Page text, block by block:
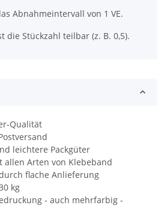
Abnahmeintervall von 1 VE.
die Stückzahl teilbar (z. B. 0,5).
Qualität
leichtere Packgüter
allen Arten von Klebeband
flache Anlieferung
kg
- auch mehrfarbig -